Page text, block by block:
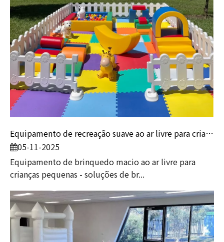
Equipamento de recreação suave ao ar livre para crianças | Conjuntos de playground seguros e divertidos da Globalltoy
05-11-2025
Equipamento de brinquedo macio ao ar livre para
crianças pequenas - soluções de br...